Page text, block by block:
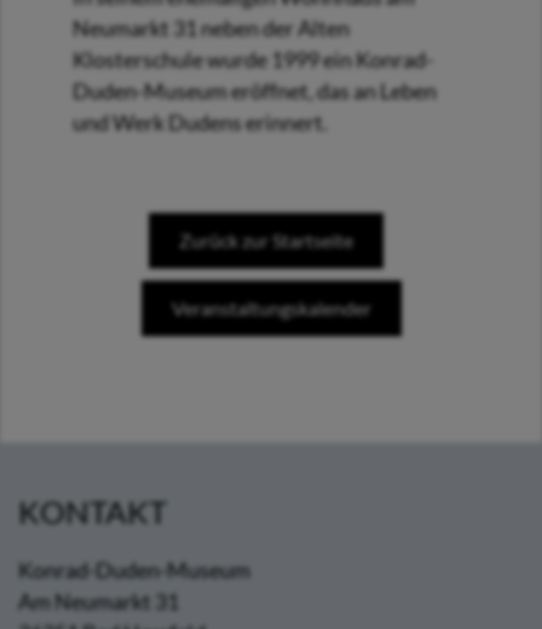
Neumarkt 31 neben der Alten
Klosterschule wurde 1999 ein Konrad-
Duden-Museum eröffnet, das an Leben
und Werk Dudens erinnert.
Zurück zur Startseite
Veranstaltungskalender
KONTAKT
Konrad-Duden-Museum
Am Neumarkt 31